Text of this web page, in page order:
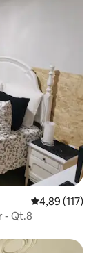
4,89 de uma
4,89 (117)
Inferior - Qt.8